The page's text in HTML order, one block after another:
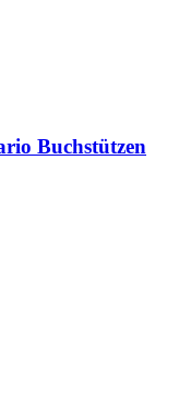
Buchstützen